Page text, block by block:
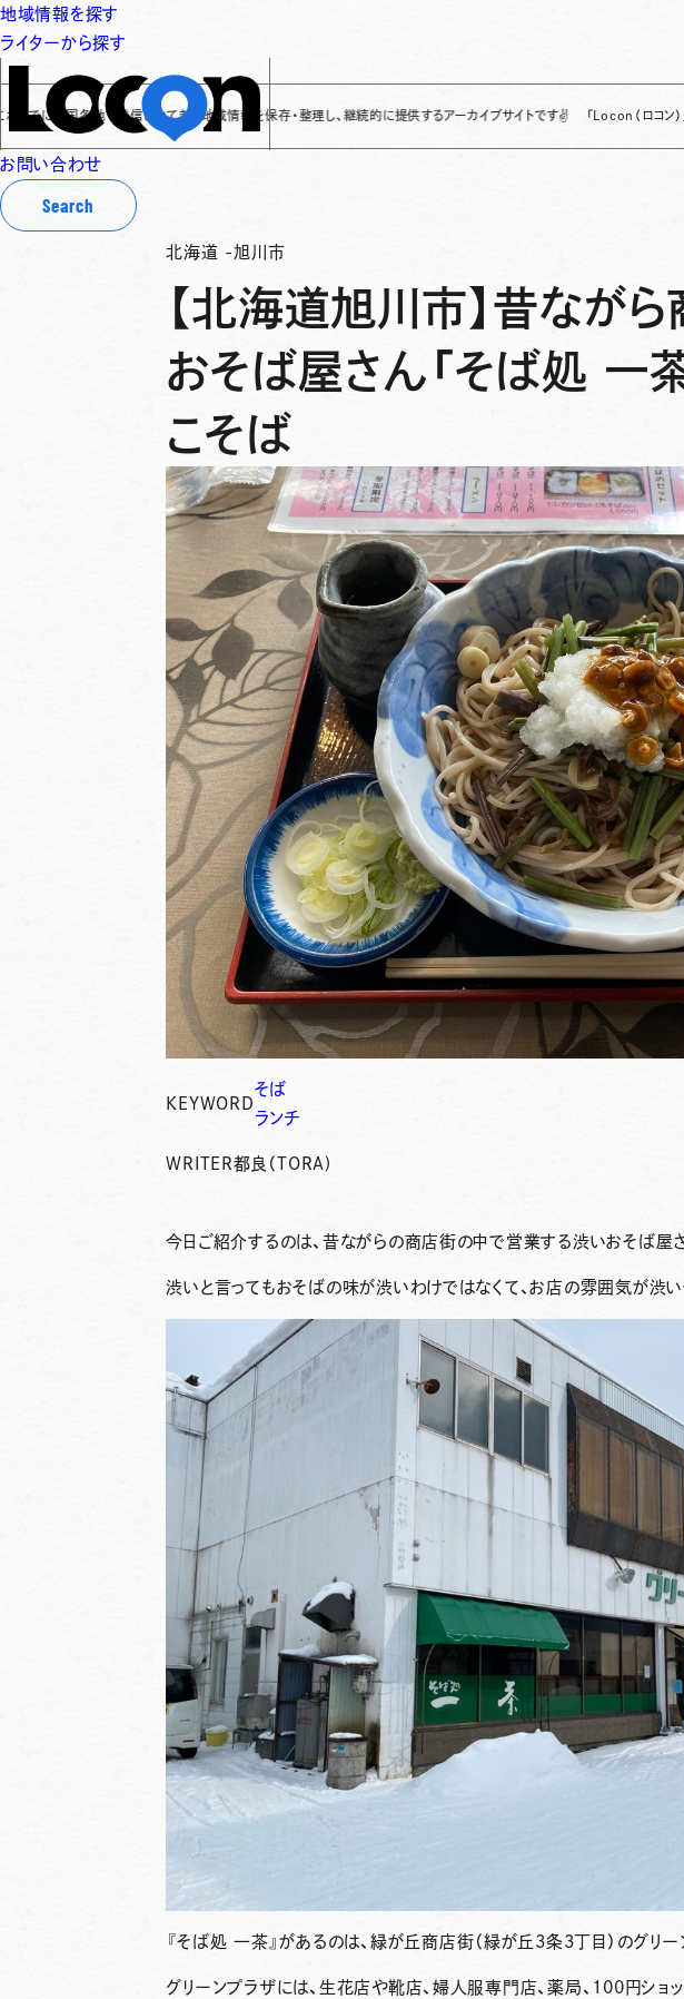
地域情報を探す
ライターから探す
お問い合わせ
Search
地で発信されてきた地域情報を保存・整理し、継続的に提供するアーカイブサイトです✌ 「Locon（ロコン）」は、これま
北海道 -旭川市
【北海道旭川市】昔なが
おそば屋さん「そば処 一
こそば
KEYWORD
そば
ランチ
WRITER都良（TORA)
今日ご紹介するのは、昔ながらの商店街の中で営業する渋いおそば屋
渋いと言ってもおそばの味が渋いわけではなくて、お店の雰囲気が渋い
『そば処 一茶』があるのは、緑が丘商店街（緑が丘3条3丁目）のグリー
グリーンプラザには、生花店や靴店、婦人服専門店、薬局、100円ショ